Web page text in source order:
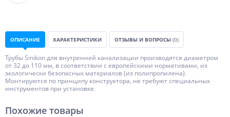
ОПИСАНИЕ ХАРАКТЕРИСТИКИ ОТЗЫВЫ И ВОПРОСЫ (0)
Трубы Sinikon для внутренней канализации производятся диаметром
от 32 до 110 мм, в соответствии с европейскими нормативами, из
экологически безопасных материалов (из полипропилена).
Монтируются по принципу конструктора, не требуют специальных
инструментов при установке.
Похожие товары